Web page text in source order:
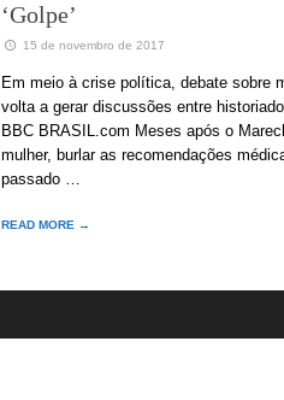
‘golpe’
15 de novembro de 2017
Em meio à crise política, debate sobre
volta a gerar discussões entre
BBC BRASIL.com Meses após o
mulher, burlar as recomendações
passado …
READ MORE →